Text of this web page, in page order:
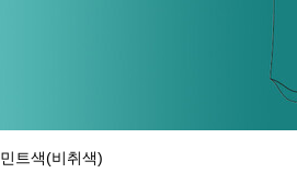
민트색(비취색)